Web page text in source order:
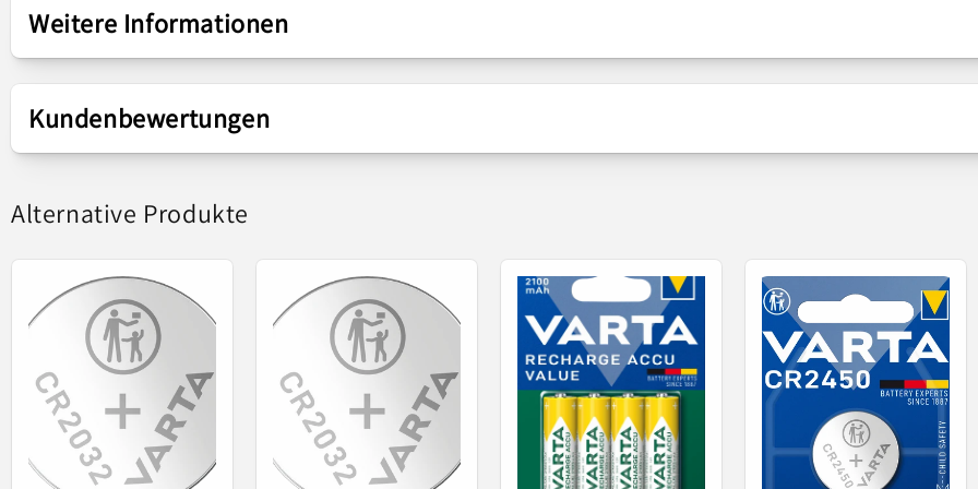
Produkttyp Batterie CR1620 Pack
Weitere Informationen
Varta Batterie CR1620
Vorteile:
- Primary Lithium Button Technologie (LI/MNO2)
- Varta – deutsches Unternehmen, das seit 133 Jahren Batterien
Kundenbewertungen
Bewertung schreiben
Alternative Produkte